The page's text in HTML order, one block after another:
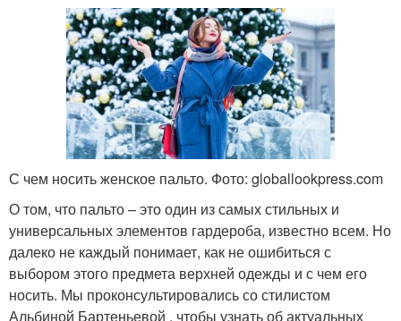
С чем носить женское пальто. Фото: globallookpress.com
О том, что пальто – это один из самых стильных и
универсальных элементов гардероба, известно всем. Но
далеко не каждый понимает, как не ошибиться с
выбором этого предмета верхней одежды и с чем его
носить. Мы проконсультировались со стилистом
Альбиной Бартеньевой , чтобы узнать об актуальных